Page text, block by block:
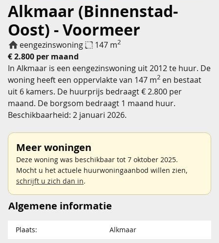
Alkmaar (Binnenstad-
Oost) - Voormeer
eengezinswoning 147 m2
€ 2.800 per maand
In Alkmaar is een eengezinswoning uit 2012 te huur. De
woning heeft een oppervlakte van 147 m2 en bestaat
uit 6 kamers. De huurprijs bedraagt € 2.800 per
maand. De borgsom bedraagt 1 maand huur.
Beschikbaarheid: 2 januari 2026.
Meer woningen
Deze woning was beschikbaar tot 7 oktober 2025.
Mocht u het actuele huurwoningaanbod willen zien,
schrijft u zich dan in.
Algemene informatie
Plaats:
Alkmaar